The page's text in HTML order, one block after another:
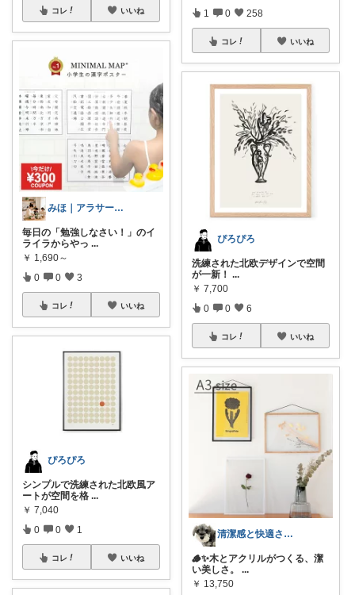
コレ いいね
みほ｜アラサー主婦｜共働き｜2児育児中
毎日の「勉強しなさい！」のイ
ライラからやっ ...
￥ 1,690～
0 0 3
コレ いいね
ぴろぴろ
シンプルで洗練された北欧風ア
ートが空間を格 ...
￥ 7,040
0 0 1
コレ いいね
1 0 258
コレ いいね
ぴろぴろ
洗練された北欧デザインで空間
が一新！ ...
￥ 7,700
0 0 6
コレ いいね
清潔感と快適さを整える大人のインテリア部
🪵✨木とアクリルがつくる、潔
い美しさ。 ...
￥ 13,750